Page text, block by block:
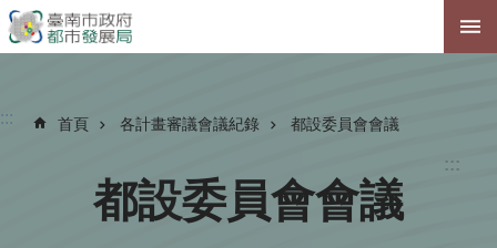
跳到主要內容區塊
:::
::: 首頁 各計畫審議會議紀錄 都設委員會會議
都設委員會會議